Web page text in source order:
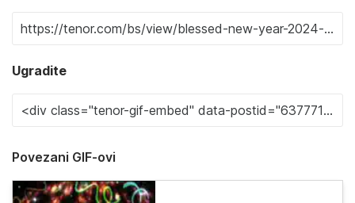
Ugradite
Povezani GIF-ovi